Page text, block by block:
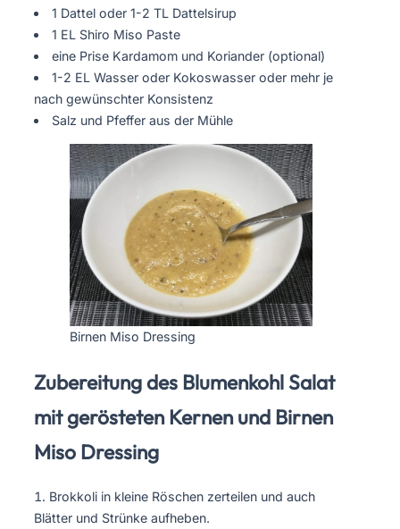
1 Dattel oder 1-2 TL Dattelsirup
1 EL Shiro Miso Paste
eine Prise Kardamom und Koriander (optional)
1-2 EL Wasser oder Kokoswasser oder mehr je
nach gewünschter Konsistenz
Salz und Pfeffer aus der Mühle
Birnen Miso Dressing
Zubereitung des Blumenkohl Salat
mit gerösteten Kernen und Birnen
Miso Dressing
Brokkoli in kleine Röschen zerteilen und auch
Blätter und Strünke aufheben.